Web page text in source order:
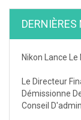
DERNIÈRES
Nikon Lance Le
Le Directeur
Démissionne
Conseil